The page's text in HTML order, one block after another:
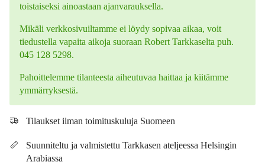
toistaiseksi ainoastaan ajanvarauksella.
Mikäli verkkosivuiltamme ei löydy sopivaa aikaa, voit
tiedustella vapaita aikoja suoraan Robert Tarkkaselta puh.
045 128 5298.
Pahoittelemme tilanteesta aiheutuvaa haittaa ja kiitämme
ymmärryksestä.
Tilaukset ilman toimituskuluja Suomeen
Suunniteltu ja valmistettu Tarkkasen ateljeessa Helsingin
Arabiassa